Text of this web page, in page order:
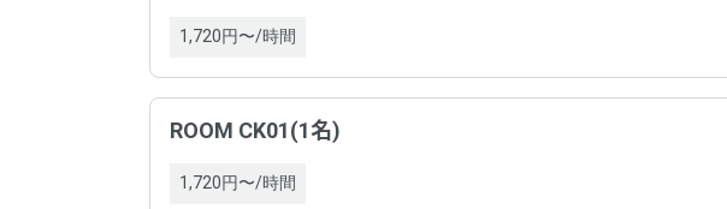
1,720円〜/時間
ROOM CK01(1名)
1,720円〜/時間
契約条件